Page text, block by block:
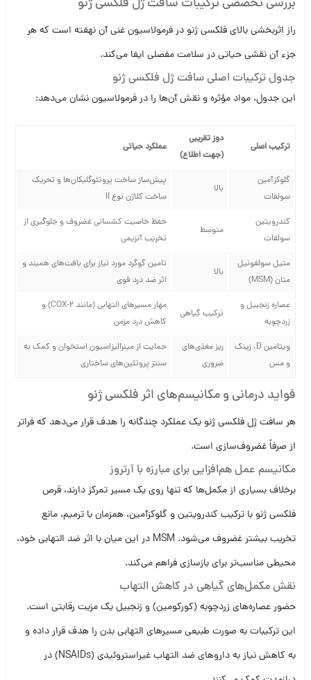
راز اثربخشی بالایفلکسی ژنو در فرمولاسیون غنی آن نهفته است که هر
جزء آن نقشی حیاتی در سلامت مفصلی ایفا می‌کند.
جدول ترکیبات اصلی سافت ژل فلکسی ژنو
این جدول، مواد مؤثره و نقش آن‌ها را در فرمولاسیون نشان می‌دهد:
ترکیب اصلی
دوز تقریبی
(جهت اطلاع)
عملکرد حیاتی
گلوکزآمین
سولفات
بالا
پیش‌ساز ساخت پروتئوگلیکان‌ها و تحریک
ساخت کلاژن نوع II
کندرویتین
سولفات
متوسط
حفظ خاصیت کشسانی غضروف و جلوگیری از
تخریب آنزیمی
متیل سولفونیل
متان (MSM)
بالا
تامین گوگرد مورد نیاز برای بافت‌های همبند و
اثر ضد درد قوی
عصاره زنجبیل و
زردچوبه
ترکیب گیاهی
مهار مسیرهای التهابی (مانند COX-2) و
کاهش درد مزمن
ویتامین D، زینک
و مس
ریز مغذی‌های
ضروری
حمایت از مینرالیزاسیون استخوان و کمک به
سنتز پروتئین‌های ساختاری
فواید درمانی و مکانیسم‌های اثر فلکسی ژنو
هر سافت ژلفلکسی ژنو یک عملکرد چندگانه را هدف قرار می‌دهد که فراتر
از صرفاً غضروف‌سازی است.
مکانیسم عمل هم‌افزایی برای مبارزه با آرتروز
برخلاف بسیاری از مکمل‌ها که تنها روی یک مسیر تمرکز دارند، قرص
فلکسی ژنو با ترکیب کندرویتین و گلوکزآمین، همزمان با ترمیم، مانع
تخریب بیشتر غضروف می‌شود. MSM در این میان با اثر ضد التهابی خود،
محیطی مناسب‌تر برای بازسازی فراهم می‌کند.
نقش مکمل‌های گیاهی در کاهش التهاب
حضور عصاره‌های زردچوبه (کورکومین) و زنجبیل یک مزیت رقابتی است.
این ترکیبات به صورت طبیعی مسیرهای التهابی بدن را هدف قرار داده و
به کاهش نیاز به داروهای ضد التهاب غیراستروئیدی (NSAIDs) در